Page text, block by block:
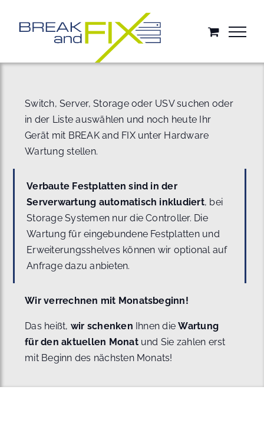
springen
Switch, Server, Storage oder USV suchen oder
in der Liste auswählen und noch heute Ihr
Gerät mit BREAK and FIX unter Hardware
Wartung stellen.
Verbaute Festplatten sind in der
Serverwartung automatisch inkludiert, bei
Storage Systemen nur die Controller. Die
Wartung für eingebundene Festplatten und
Erweiterungsshelves können wir optional auf
Anfrage dazu anbieten.
Wir verrechnen mit Monatsbeginn!
Das heißt, wir schenken Ihnen dieWartung
für den aktuellen Monat und Sie zahlen erst
mit Beginn des nächsten Monats!